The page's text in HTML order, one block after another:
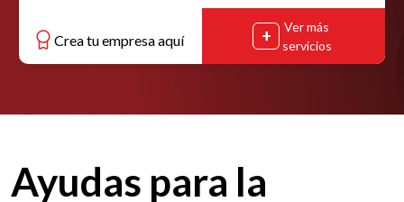
Crea tu empresa aquí
Ver más
servicios
Ayudas para la